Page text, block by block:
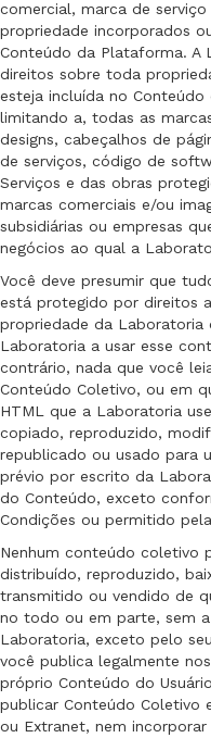
comercial, marca de
propriedade incorporados
Conteúdo da Plataforma. A
direitos sobre toda
esteja incluída no
limitando a, todas as
designs, cabeçalhos de
de serviços, código de
Serviços e das obras
marcas comerciais e/ou
subsidiárias ou empresas
negócios ao qual a
Você deve presumir que
está protegido por direitos
propriedade da
Laboratoria a usar esse
contrário, nada que você
Conteúdo Coletivo, ou em
HTML que a Laboratoria
copiado, reproduzido,
republicado ou usado para
prévio por escrito da
do Conteúdo, exceto
Condições ou permitido
Nenhum conteúdo coletivo
distribuído, reproduzido,
transmitido ou vendido de
no todo ou em parte, sem
Laboratoria, exceto pelo
você publica legalmente
próprio Conteúdo do
publicar Conteúdo Coletivo
ou Extranet, nem